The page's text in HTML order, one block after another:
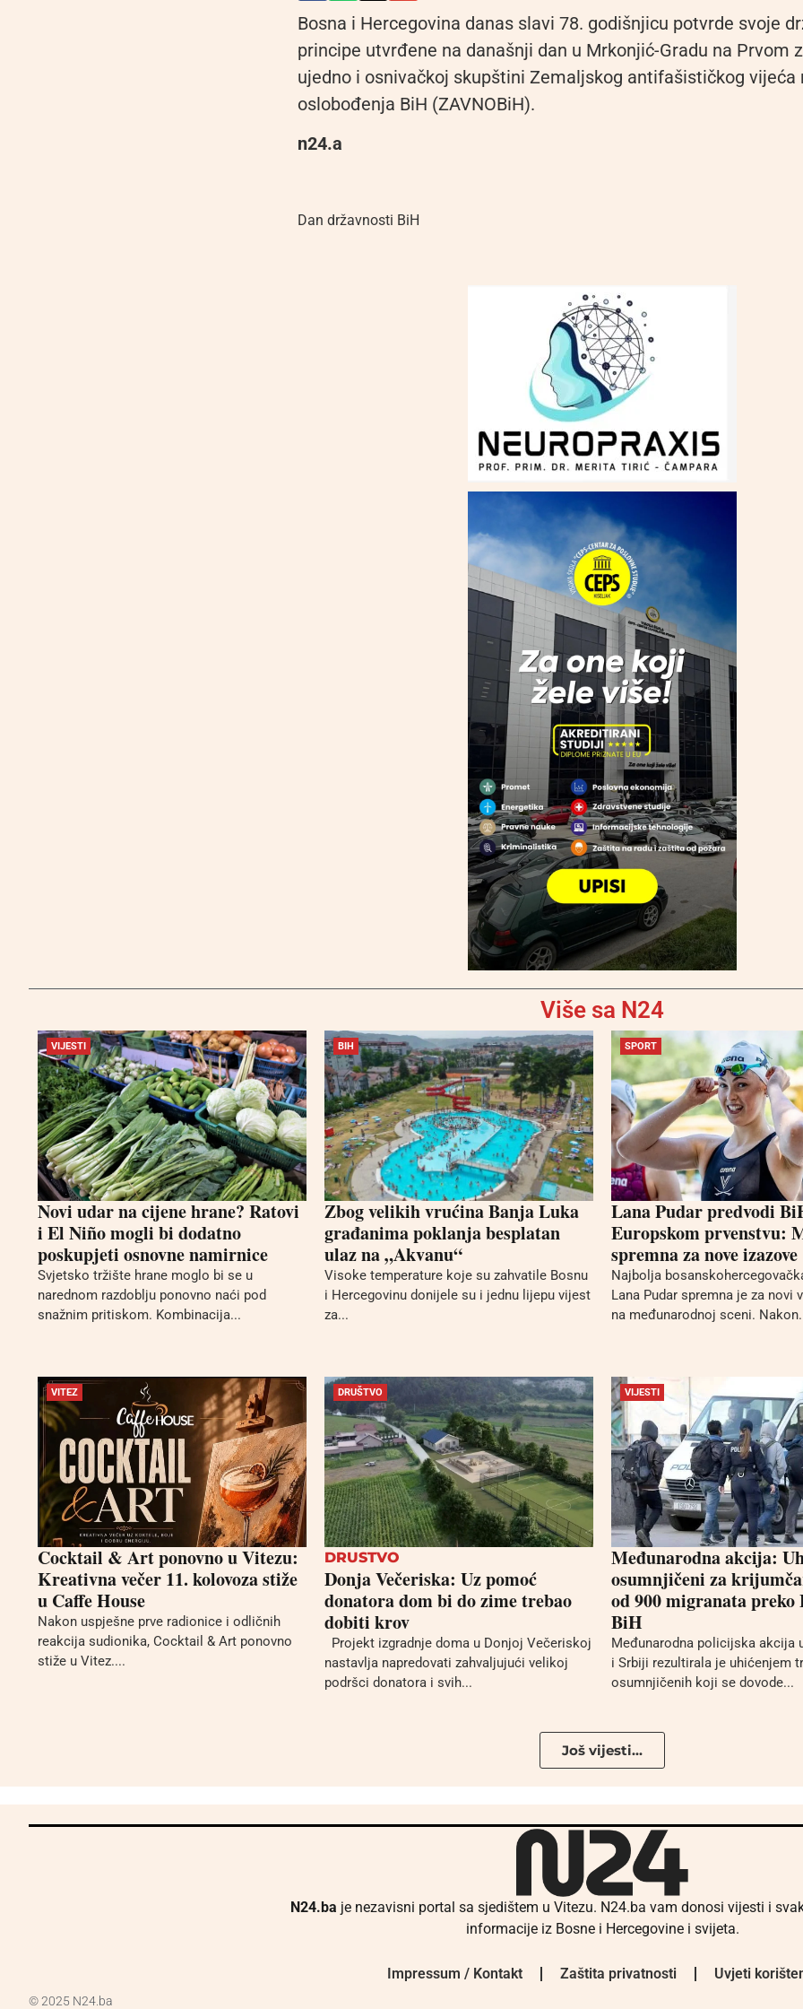
Bosna i Hercegovina danas slavi 78. godišnjicu potvrde svoje
principe utvrđene na današnji dan u Mrkonjić-Gradu na Prvom
ujedno i osnivačkoj skupštini Zemaljskog antifašističkog vijeća
oslobođenja BiH (ZAVNOBiH).
n24.a
Dan državnosti BiH
Više sa N24
VIJESTI
Novi udar na cijene hrane? Ratovi
i El Niño mogli bi dodatno
poskupjeti osnovne namirnice
Svjetsko tržište hrane moglo bi se u
narednom razdoblju ponovno naći pod
snažnim pritiskom. Kombinacija...
BIH
Zbog velikih vrućina Banja Luka
građanima poklanja besplatan
ulaz na „Akvanu“
Visoke temperature koje su zahvatile Bosnu
i Hercegovinu donijele su i jednu lijepu vijest
za...
SPORT
Lana Pudar predvodi
Europskom prvenstvu:
spremna za nove izazove
Najbolja
Lana Pudar spremna je za novi
na međunarodnoj sceni.
VITEZ
Cocktail & Art ponovno u Vitezu:
Kreativna večer 11. kolovoza stiže
u Caffe House
Nakon uspješne prve radionice i odličnih
reakcija sudionika, Cocktail & Art ponovno
stiže u Vitez....
DRUŠTVO
DRUSTVO
Donja Večeriska: Uz pomoć
donatora dom bi do zime trebao
dobiti krov
Projekt izgradnje doma u Donjoj Večeriskoj
nastavlja napredovati zahvaljujući velikoj
podršci donatora i svih...
VIJESTI
Međunarodna akcija:
osumnjičeni za
od 900 migranata preko
BiH
Međunarodna policijska akcija
i Srbiji rezultirala je uhićenjem
osumnjičenih koji se dovode...
Još vijesti...
N24.ba je nezavisni portal sa sjedištem u Vitezu. N24.ba vam donosi vijesti i
informacije iz Bosne i Hercegovine i svijeta.
Impressum / Kontakt Zaštita privatnosti Uvjeti
© 2025 N24.ba